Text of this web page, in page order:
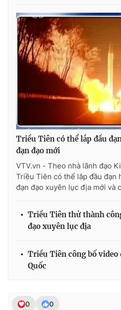
Video
VTV Money
VTV Sức khoẻ
Thị trường 24h
VTV4
VTV9
THỜI BÁO VTV
Theo dõi báo trên
Triều Tiên có thể lắp đầu
đạn đạo mới
VTV.vn - Theo nhà lãnh đạo
Triều Tiên có thể lắp đầu đạn
đạn đạo xuyên lục địa mới và
Triều Tiên thử thành
đạo xuyên lục địa
Triều Tiên công bố video
Quốc
0 0